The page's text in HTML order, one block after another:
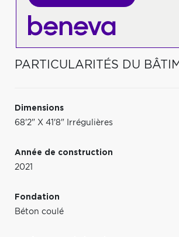
PARTICULARITÉS DU
Dimensions
68'2" X 41'8" Irrégulières
Année de construction
2021
Fondation
Béton coulé